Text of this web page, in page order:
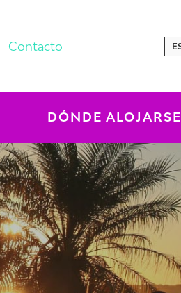
Contacto
DÓNDE ALOJARSE